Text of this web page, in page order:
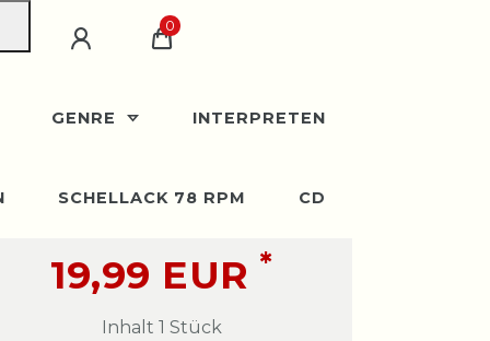
0
GENRE INTERPRETEN
SCHELLACK 78 RPM CD
19,99 EUR*
Inhalt 1 Stück